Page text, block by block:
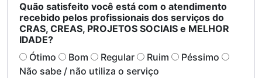
Quão satisfeito você está com o atendimento
recebido pelos profissionais dos serviços do
CRAS, CREAS, PROJETOS SOCIAIS e MELHOR
IDADE?
Ótimo
Bom Regular Ruim
Péssimo
Não sabe / não utiliza o serviço